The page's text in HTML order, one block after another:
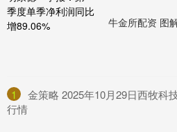
1
金策略 2025年10月29日西牧科
行情